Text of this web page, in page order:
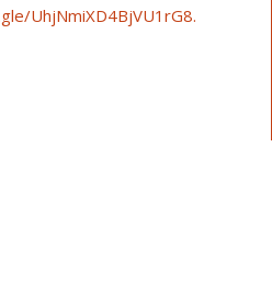
UhjNmiXD4BjVU1rG8.